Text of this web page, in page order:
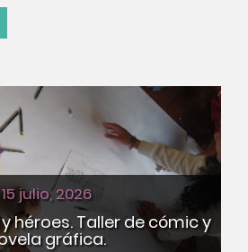
15 julio, 2026
héroes. Taller de cómic y
gráfica.